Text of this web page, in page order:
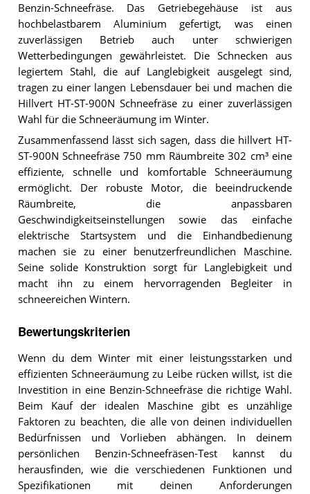
Benzin-Schneefräse. Das Getriebegehäuse ist aus
hochbelastbarem Aluminium gefertigt, was einen
zuverlässigen Betrieb auch unter schwierigen
Wetterbedingungen gewährleistet. Die Schnecken aus
legiertem Stahl, die auf Langlebigkeit ausgelegt sind,
tragen zu einer langen Lebensdauer bei und machen die
Hillvert HT-ST-900N Schneefräse zu einer zuverlässigen
Wahl für die Schneeräumung im Winter.
Zusammenfassend lässt sich sagen, dass die hillvert HT-
ST-900N Schneefräse 750 mm Räumbreite 302 cm³ eine
effiziente, schnelle und komfortable Schneeräumung
ermöglicht. Der robuste Motor, die beeindruckende
Räumbreite, die anpassbaren
Geschwindigkeitseinstellungen sowie das einfache
elektrische Startsystem und die Einhandbedienung
machen sie zu einer benutzerfreundlichen Maschine.
Seine solide Konstruktion sorgt für Langlebigkeit und
macht ihn zu einem hervorragenden Begleiter in
schneereichen Wintern.
Bewertungskriterien
Wenn du dem Winter mit einer leistungsstarken und
effizienten Schneeräumung zu Leibe rücken willst, ist die
Investition in eine Benzin-Schneefräse die richtige Wahl.
Beim Kauf der idealen Maschine gibt es unzählige
Faktoren zu beachten, die alle von deinen individuellen
Bedürfnissen und Vorlieben abhängen. In deinem
persönlichen Benzin-Schneefräsen-Test kannst du
herausfinden, wie die verschiedenen Funktionen und
Spezifikationen mit deinen Anforderungen